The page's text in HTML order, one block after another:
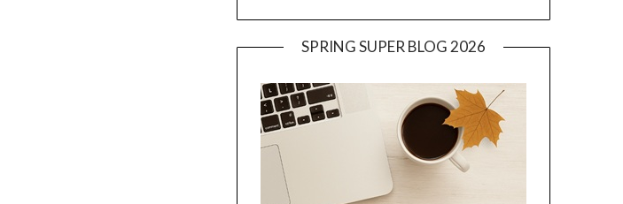
SPRING SUPER BLOG 2026